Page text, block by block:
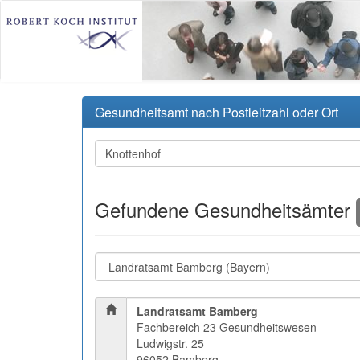
Gesundheitsamt nach Postleitzahl oder Ort
Gefundene Gesundheitsämter
Landratsamt Bamberg
Fachbereich 23 Gesundheitswesen
Ludwigstr. 25